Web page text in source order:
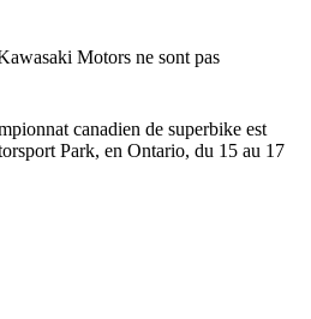
Motors ne sont pas
canadien de superbike est
Park, en Ontario, du 15 au 17